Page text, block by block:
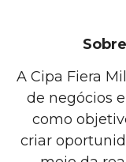
A Cipa Fiera
de negócios
como
criar